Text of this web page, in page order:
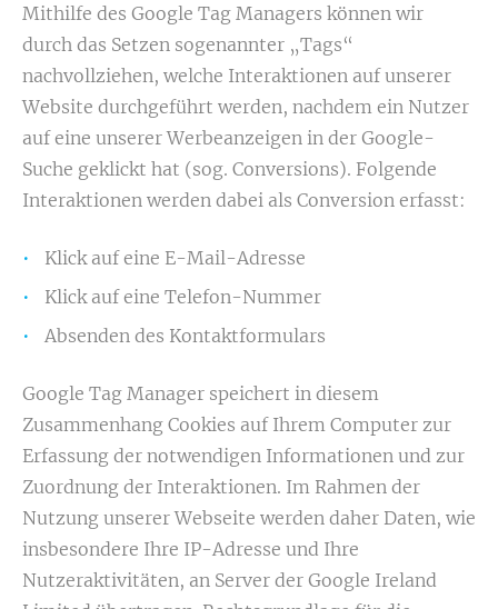
Mithilfe des Google Tag Managers können wir
durch das Setzen sogenannter „Tags“
nachvollziehen, welche Interaktionen auf unserer
Website durchgeführt werden, nachdem ein Nutzer
auf eine unserer Werbeanzeigen in der Google-
Suche geklickt hat (sog. Conversions). Folgende
Interaktionen werden dabei als Conversion erfasst:
Klick auf eine E-Mail-Adresse
Klick auf eine Telefon-Nummer
Absenden des Kontaktformulars
Google Tag Manager speichert in diesem
Zusammenhang Cookies auf Ihrem Computer zur
Erfassung der notwendigen Informationen und zur
Zuordnung der Interaktionen. Im Rahmen der
Nutzung unserer Webseite werden daher Daten, wie
insbesondere Ihre IP-Adresse und Ihre
Nutzeraktivitäten, an Server der Google Ireland